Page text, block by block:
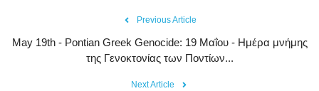
Previous Article
May 19th - Pontian Greek Genocide: 19 Μαΐου - Ημέρα μνήμης
της Γενοκτονίας των Ποντίων...
Next Article